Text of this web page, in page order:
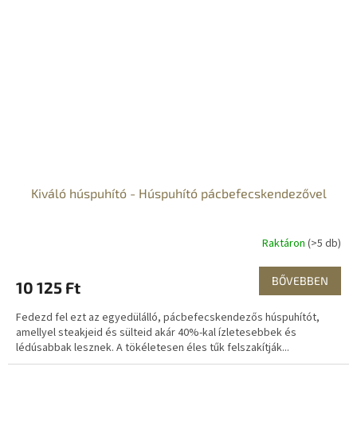
Kiváló húspuhító - Húspuhító pácbefecskendezővel
Raktáron (>5 db)
10 125 Ft BŐVEBBEN
Fedezd fel ezt az egyedülálló, pácbefecskendezős húspuhítót,
amellyel steakjeid és sülteid akár 40%-kal ízletesebbek és
lédúsabbak lesznek. A tökéletesen éles tűk felszakítják...